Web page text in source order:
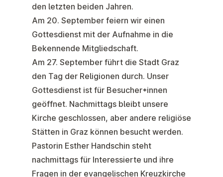
den letzten beiden Jahren.
Am 20. September feiern wir einen
Gottesdienst mit der Aufnahme in die
Bekennende Mitgliedschaft.
Am 27. September führt die Stadt Graz
den Tag der Religionen durch. Unser
Gottesdienst ist für Besucher*innen
geöffnet. Nachmittags bleibt unsere
Kirche geschlossen, aber andere religiöse
Stätten in Graz können besucht werden.
Pastorin Esther Handschin steht
nachmittags für Interessierte und ihre
Fragen in der evangelischen Kreuzkirche